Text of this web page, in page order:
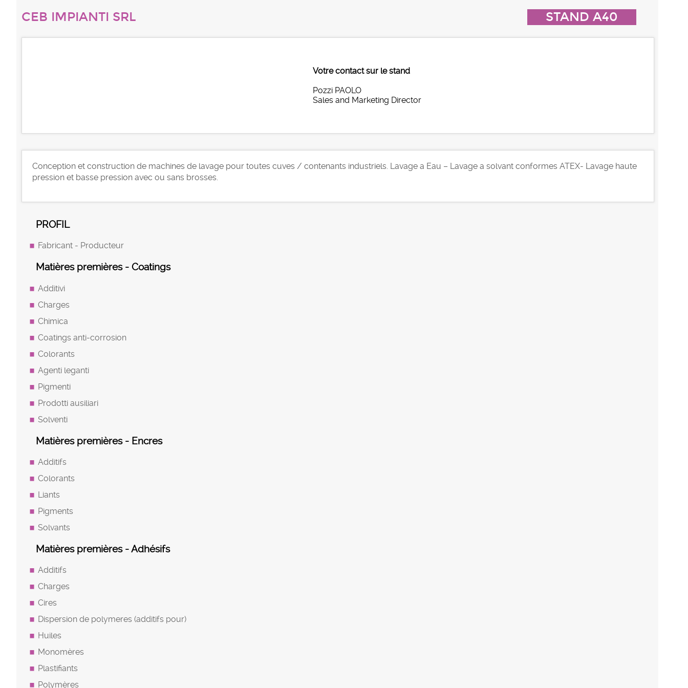
CEB IMPIANTI SRL STAND A40
Votre contact sur le stand
Pozzi PAOLO
Sales and Marketing Director
Conception et construction de machines de lavage pour toutes cuves / contenants industriels. Lavage a Eau – Lavage a solvant conformes ATEX- Lavage haute
pression et basse pression avec ou sans brosses.
PROFIL
Fabricant - Producteur
Matières premières - Coatings
Additivi
Charges
Chimica
Coatings anti-corrosion
Colorants
Agenti leganti
Pigmenti
Prodotti ausiliari
Solventi
Matières premières - Encres
Additifs
Colorants
Liants
Pigments
Solvants
Matières premières - Adhésifs
Additifs
Charges
Cires
Dispersion de polymeres (additifs pour)
Huiles
Monomères
Plastifiants
Polymères